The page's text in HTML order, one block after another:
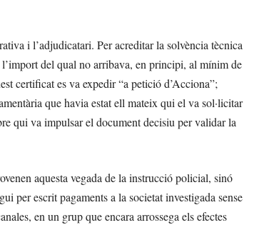
i l’adjudicatari. Per acreditar la solvència tècnica
del qual no arribava, en principi, al mínim de
certificat es va expedir “a petició d’Acciona”;
que havia estat ell mateix qui el va sol·licitar
qui va impulsar el document decisiu per validar la
aquesta vegada de la instrucció policial, sinó
per escrit pagaments a la societat investigada sense
en un grup que encara arrossega els efectes